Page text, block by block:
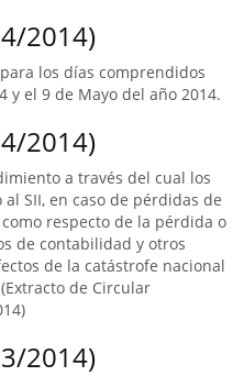
2014)
los días comprendidos
y el 9 de Mayo del año 2014.
2014)
a través del cual los
SII, en caso de pérdidas de
respecto de la pérdida o
de contabilidad y otros
de la catástrofe nacional
de Circular
2014)